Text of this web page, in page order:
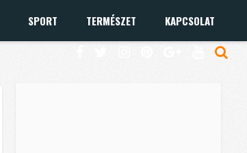
SPORT TERMÉSZET KAPCSOLAT